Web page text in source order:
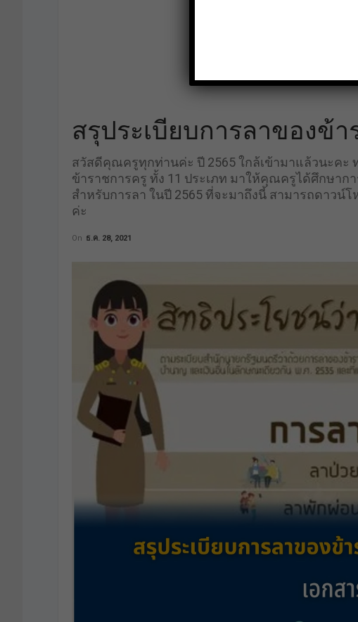
สรุประเบียบการลาของข้
สวัสดีคุณครูทุกท่านค่ะ ปี 2565 ใกล้เข้ามาแล้วนะคะ
ข้าราชการครู ทั้ง 11 ประเภท มาให้คุณครูได้ศึกษาก
สำหรับการลา ในปี 2565 ที่จะมาถึงนี้ สามารถดาวน์
ค่ะ
On ธ.ค. 28, 2021